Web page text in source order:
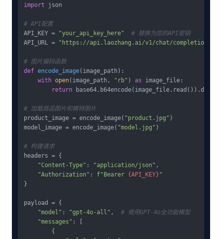
import json
# API配置
API_KEY =
"your_api_key_here"
# 替换为您的API密钥
API_URL =
"https://api.laozhang.ai/v1/chat/completions"
# 图片编码函数
def encode_image( image_path ):
with open(image_path, "rb" ) as image_file:
return
# 加载商品图片和模特图片
product_image = encode_image( "product.jpg" )
model_image = encode_image( "model.jpg" )
# 构建请求
headers = {
"Content-Type" : "application/json" ,
"Authorization" : f"Bearer {API_KEY} "
}
payload = {
"model" : "gpt-4o-all" , # 使用GPT-4o全功能模型
"messages" : [
        {